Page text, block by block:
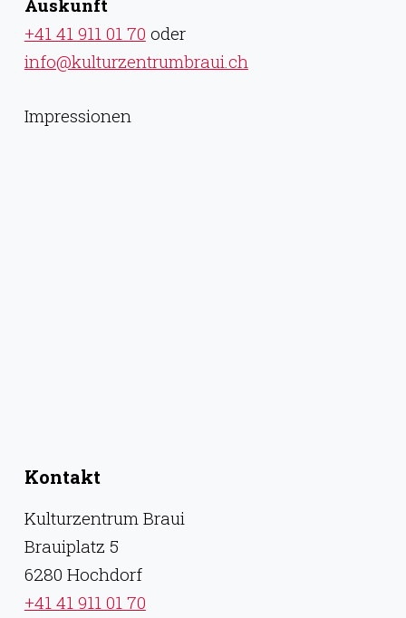
Auskunft
+41 41 911 01 70 oder
info@kulturzentrumbraui.ch
Impressionen
Kontakt
Kulturzentrum Braui
Brauiplatz 5
6280 Hochdorf
+41 41 911 01 70